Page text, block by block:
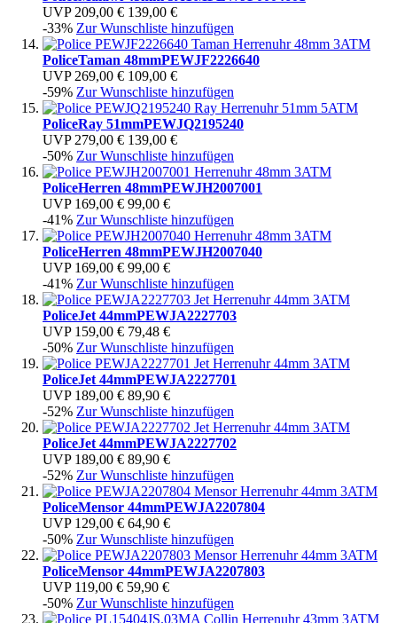
UVP 209,00 € 139,00 €
-33% Zur Wunschliste hinzufügen
PoliceTaman 48mmPEWJF2226640
UVP 269,00 € 109,00 €
-59% Zur Wunschliste hinzufügen
PoliceRay 51mmPEWJQ2195240
UVP 279,00 € 139,00 €
-50% Zur Wunschliste hinzufügen
PoliceHerren 48mmPEWJH2007001
UVP 169,00 € 99,00 €
-41% Zur Wunschliste hinzufügen
PoliceHerren 48mmPEWJH2007040
UVP 169,00 € 99,00 €
-41% Zur Wunschliste hinzufügen
PoliceJet 44mmPEWJA2227703
UVP 159,00 € 79,48 €
-50% Zur Wunschliste hinzufügen
PoliceJet 44mmPEWJA2227701
UVP 189,00 € 89,90 €
-52% Zur Wunschliste hinzufügen
PoliceJet 44mmPEWJA2227702
UVP 189,00 € 89,90 €
-52% Zur Wunschliste hinzufügen
PoliceMensor 44mmPEWJA2207804
UVP 129,00 € 64,90 €
-50% Zur Wunschliste hinzufügen
PoliceMensor 44mmPEWJA2207803
UVP 119,00 € 59,90 €
-50% Zur Wunschliste hinzufügen